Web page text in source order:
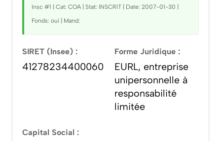
Insc #1 | Cat: COA | Stat: INSCRIT | Date: 2007-01-30 |
Fonds: oui | Mand:
SIRET (Insee) :
41278234400060
Forme Juridique :
EURL, entreprise
unipersonnelle à
responsabilité
limitée
Capital Social :